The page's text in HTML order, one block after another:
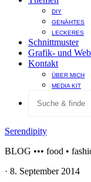
DIY
GENÄHTES
LECKERES
Schnittmuster
Grafik- und
Kontakt
ÜBER MICH
MEDIA KIT
Serendipity
BLOG ••• food •
· 8. September 2014